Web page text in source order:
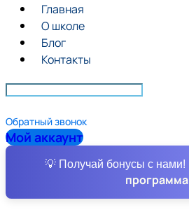
Главная
О школе
Блог
Контакты
Обратный звонок
Мой аккаунт
💡 Получай бонусы с нами!
программа